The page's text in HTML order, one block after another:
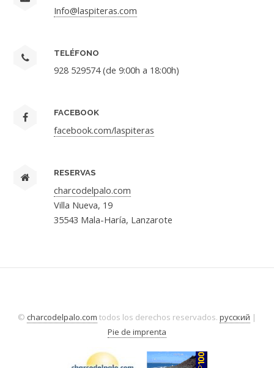
Info@laspiteras.com
TELÉFONO
928 529574 (de 9:00h a 18:00h)
FACEBOOK
facebook.com/laspiteras
RESERVAS
charcodelpalo.com
Villa Nueva, 19
35543 Mala-Haría, Lanzarote
© charcodelpalo.com todos los derechos reservados. русский |
Pie de imprenta